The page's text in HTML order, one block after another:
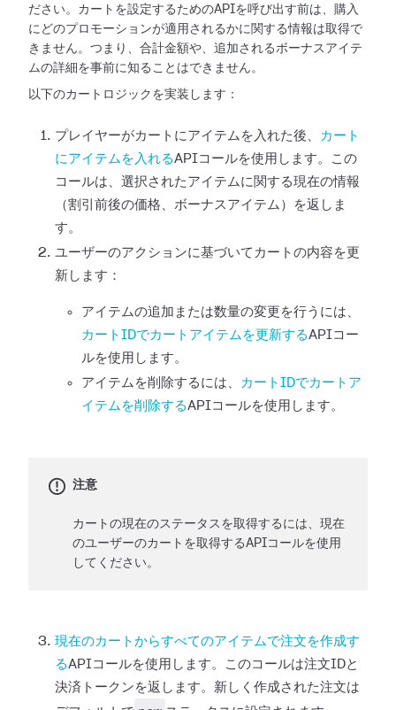
ださい。カートを設定するためのAPIを呼び出す前は、購入
にどのプロモーションが適用されるかに関する情報は取得で
きません。つまり、合計金額や、追加されるボーナスアイテ
ムの詳細を事前に知ることはできません。
以下のカートロジックを実装します：
プレイヤーがカートにアイテムを入れた後、
カート
にアイテムを入れるAPIコールを使用します。この
コールは、選択されたアイテムに関する現在の情報
（割引前後の価格、ボーナスアイテム）を返しま
す。
ユーザーのアクションに基づいてカートの内容を更
新します：
アイテムの追加または数量の変更を行うには、
カートIDでカートアイテムを更新するAPIコー
ルを使用します。
アイテムを削除するには、
カートIDでカートア
イテムを削除するAPIコールを使用します。
注意
カートの現在のステータスを取得するには、現在
のユーザーのカートを取得するAPIコールを使用
してください。
現在のカートからすべてのアイテムで注文を作成す
るAPIコールを使用します。このコールは注文IDと
決済トークンを返します。新しく作成された注文は